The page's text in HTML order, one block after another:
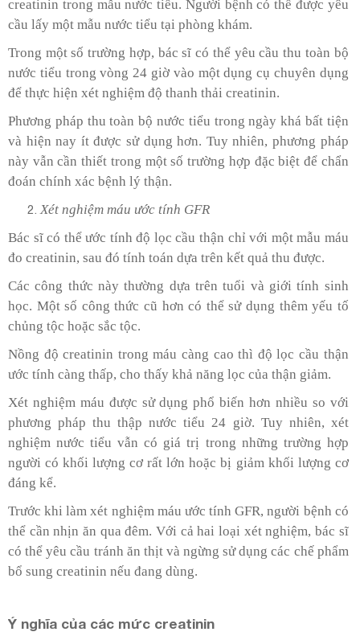
creatinin trong mẫu nước tiểu. Người bệnh có thể được yêu
cầu lấy một mẫu nước tiểu tại phòng khám.
Trong một số trường hợp, bác sĩ có thể yêu cầu thu toàn bộ
nước tiểu trong vòng 24 giờ vào một dụng cụ chuyên dụng
để thực hiện xét nghiệm độ thanh thải creatinin.
Phương pháp thu toàn bộ nước tiểu trong ngày khá bất tiện
và hiện nay ít được sử dụng hơn. Tuy nhiên, phương pháp
này vẫn cần thiết trong một số trường hợp đặc biệt để chẩn
đoán chính xác bệnh lý thận.
Xét nghiệm máu ước tính GFR
Bác sĩ có thể ước tính độ lọc cầu thận chỉ với một mẫu máu
đo creatinin, sau đó tính toán dựa trên kết quả thu được.
Các công thức này thường dựa trên tuổi và giới tính sinh
học. Một số công thức cũ hơn có thể sử dụng thêm yếu tố
chủng tộc hoặc sắc tộc.
Nồng độ creatinin trong máu càng cao thì độ lọc cầu thận
ước tính càng thấp, cho thấy khả năng lọc của thận giảm.
Xét nghiệm máu được sử dụng phổ biến hơn nhiều so với
phương pháp thu thập nước tiểu 24 giờ. Tuy nhiên, xét
nghiệm nước tiểu vẫn có giá trị trong những trường hợp
người có khối lượng cơ rất lớn hoặc bị giảm khối lượng cơ
đáng kể.
Trước khi làm xét nghiệm máu ước tính GFR, người bệnh có
thể cần nhịn ăn qua đêm. Với cả hai loại xét nghiệm, bác sĩ
có thể yêu cầu tránh ăn thịt và ngừng sử dụng các chế phẩm
bổ sung creatinin nếu đang dùng.
Ý nghĩa của các mức creatinin